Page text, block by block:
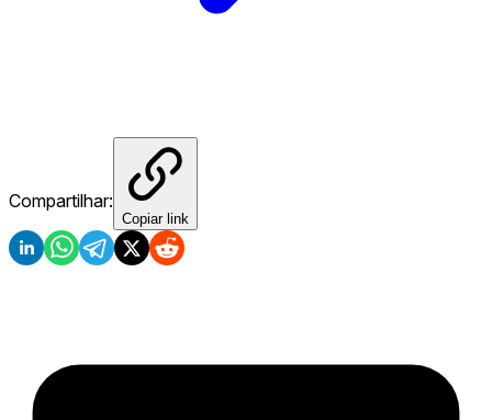
Compartilhar:
Copiar link